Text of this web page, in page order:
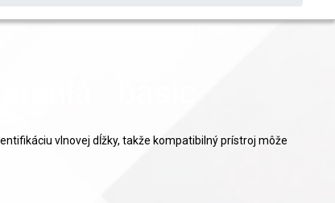
vlnovej dĺžky, takže kompatibilný prístroj môže